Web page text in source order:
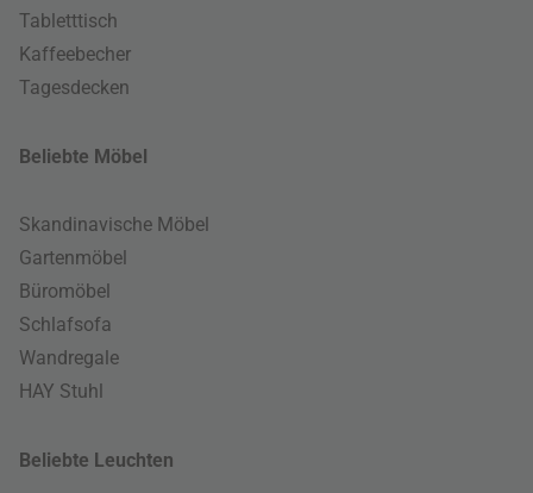
Tabletttisch
Kaffeebecher
Tagesdecken
Beliebte Möbel
Skandinavische Möbel
Gartenmöbel
Büromöbel
Schlafsofa
Wandregale
HAY Stuhl
Beliebte Leuchten